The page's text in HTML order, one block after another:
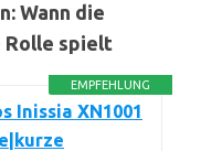
Wann die
Rolle spielt
EMPFEHLUNG
Inissia XN1001